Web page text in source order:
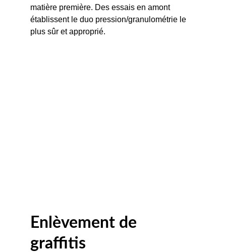
matière première. Des essais en amont
établissent le duo pression/granulométrie le
plus sûr et approprié.
Enlèvement de
graffitis